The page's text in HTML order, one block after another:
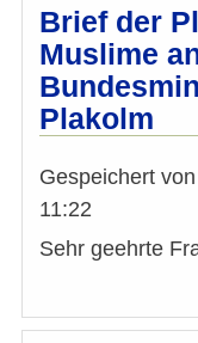
Brief der
Muslime
Plakolm
Gespeichert von
11:22
Sehr geehrte